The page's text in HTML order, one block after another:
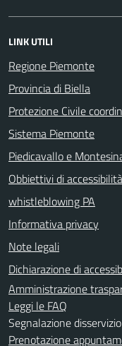
LINK UTILI
Regione Piemonte
Provincia di Biella
Protezione Civile
Sistema Piemonte
Piedicavallo e
Obbiettivi di
whistleblowing PA
Informativa privacy
Note legali
Dichiarazione di
Amministrazione
Leggi le FAQ
Segnalazione disservizio
Prenotazione